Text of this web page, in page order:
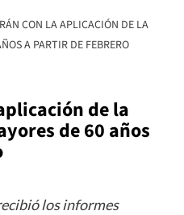
CON LA APLICACIÓN DE LA
A PARTIR DE FEBRERO
de la
de 60 años
los informes